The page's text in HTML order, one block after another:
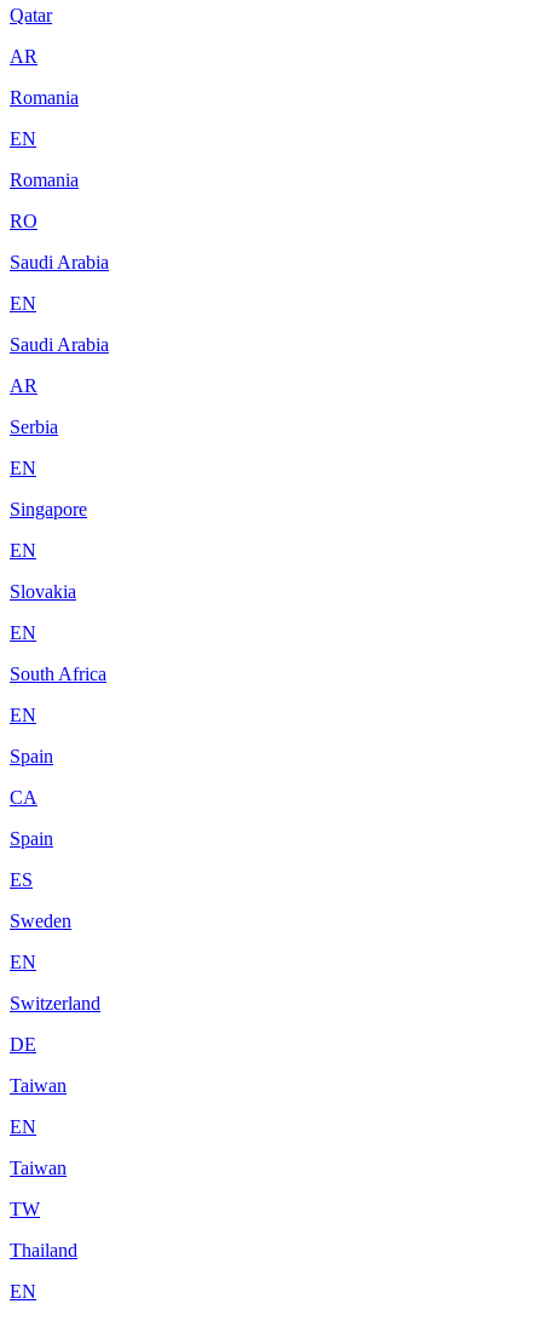
Qatar
AR
Romania
EN
Romania
RO
Saudi Arabia
EN
Saudi Arabia
AR
Serbia
EN
Singapore
EN
Slovakia
EN
South Africa
EN
Spain
CA
Spain
ES
Sweden
EN
Switzerland
DE
Taiwan
EN
Taiwan
TW
Thailand
EN